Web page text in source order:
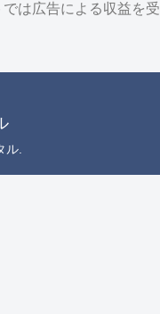
では広告による収益を受
ル.